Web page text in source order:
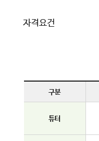
자격요건
구분
튜터